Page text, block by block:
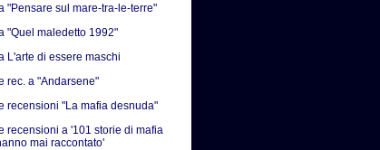
"Pensare sul mare-tra-le-terre"
"Quel maledetto 1992"
L'arte di essere maschi
rec. a "Andarsene"
recensioni "La mafia desnuda"
recensioni a '101 storie di mafia
mai raccontato'